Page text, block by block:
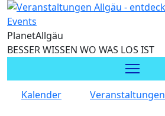
Direkt zum Inhalt
PlanetAllgäu
BESSER WISSEN WO WAS LOS IST
Kalender Veranstaltungen